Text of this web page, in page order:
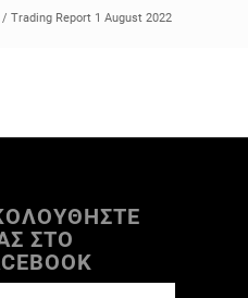
/ Trading Report 1 August 2022
ΣΤΟ